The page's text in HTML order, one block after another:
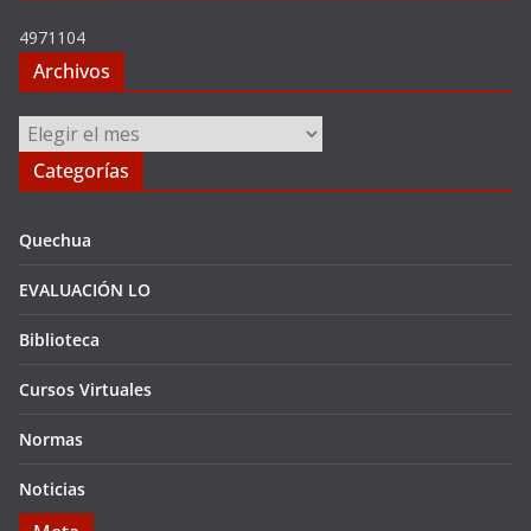
4971104
Archivos
Archivos
Categorías
Quechua
EVALUACIÓN LO
Biblioteca
Cursos Virtuales
Normas
Noticias